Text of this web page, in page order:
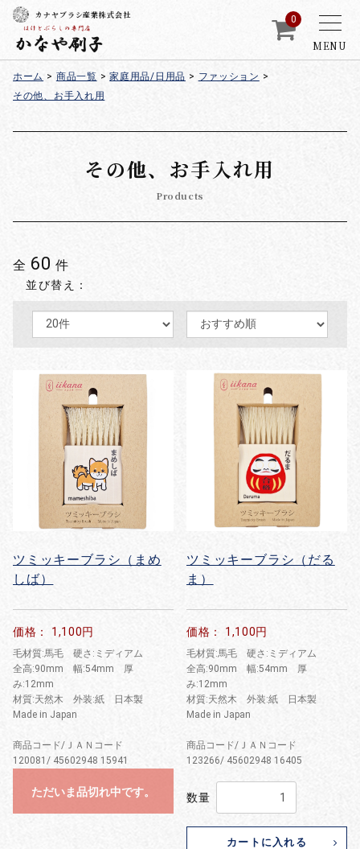
MENU
カナヤブラシ産業株式会社 0
ホーム > 商品一覧 > 家庭用品/日用品 > ファッション >
その他、お手入れ用
その他、お手入れ用
Products
全 60 件
並び替え：
ツミッキーブラシ（まめ
しば）
価格： 1,100円
毛材質:馬毛 硬さ:ミディアム
全高:90mm 幅:54mm 厚
み:12mm
材質:天然木 外装:紙 日本製
Made in Japan
商品コード/ＪＡＮコード
120081/ 45602948 15941
ただいま品切れ中です。
ツミッキーブラシ（だる
ま）
価格： 1,100円
毛材質:馬毛 硬さ:ミディアム
全高:90mm 幅:54mm 厚
み:12mm
材質:天然木 外装:紙 日本製
Made in Japan
商品コード/ＪＡＮコード
123266/ 45602948 16405
数量
カートに入れる